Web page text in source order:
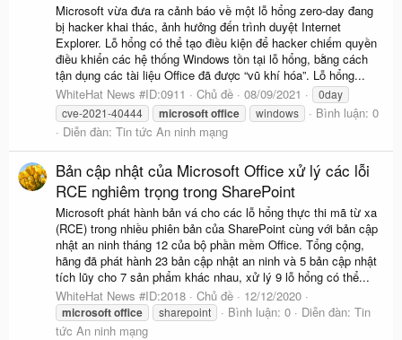
Microsoft vừa đưa ra cảnh báo về một lỗ hổng zero-day đang
bị hacker khai thác, ảnh hưởng đến trình duyệt Internet
Explorer. Lỗ hổng có thể tạo điều kiện để hacker chiếm quyền
điều khiển các hệ thống Windows tồn tại lỗ hổng, bằng cách
tận dụng các tài liệu Office đã được “vũ khí hóa”. Lỗ hổng...
WhiteHat News #ID:0911
Chủ đề 08/09/2021
0day
cve-2021-40444
microsoftoffice windows
Bình luận: 0
Diễn đàn: Tin tức An ninh mạng
Bản cập nhật của Microsoft Office xử lý các lỗi
RCE nghiêm trọng trong SharePoint
Microsoft phát hành bản vá cho các lỗ hổng thực thi mã từ xa
(RCE) trong nhiều phiên bản của SharePoint cùng với bản cập
nhật an ninh tháng 12 của bộ phần mềm Office. Tổng cộng,
hãng đã phát hành 23 bản cập nhật an ninh và 5 bản cập nhật
tích lũy cho 7 sản phẩm khác nhau, xử lý 9 lỗ hổng có thể...
WhiteHat News #ID:2018
Chủ đề 12/12/2020
microsoftoffice sharepoint Bình luận: 0 Diễn đàn: Tin
tức An ninh mạng